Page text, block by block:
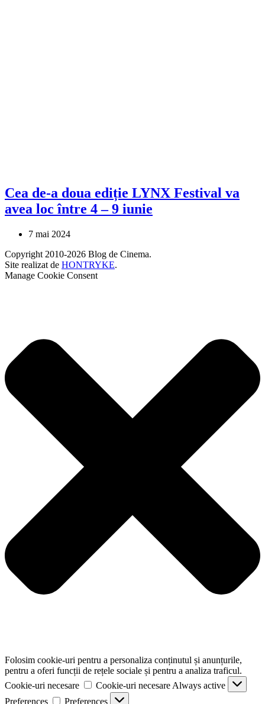
Cea de-a doua ediție LYNX Festival va
avea loc între 4 – 9 iunie
7 mai 2024
Copyright 2010-2026 Blog de Cinema.
Site realizat de HONTRYKE.
Manage Cookie Consent
Folosim cookie-uri pentru a personaliza conținutul și anunțurile,
pentru a oferi funcții de rețele sociale și pentru a analiza traficul.
Cookie-uri necesare
Cookie-uri necesare Always active
Preferences
Preferences